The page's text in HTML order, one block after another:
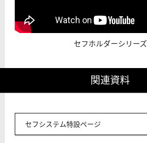
セフホルダーシリーズ
関連資料
セフシステム特設ページ